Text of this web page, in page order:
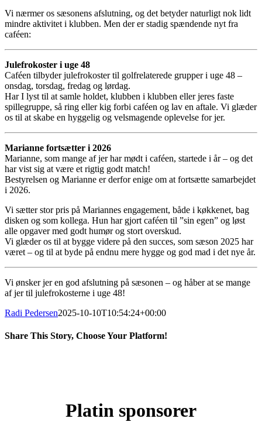
Vi nærmer os sæsonens afslutning, og det betyder naturligt nok lidt
mindre aktivitet i klubben. Men der er stadig spændende nyt fra
caféen:
Julefrokoster i uge 48
Caféen tilbyder julefrokoster til golfrelaterede grupper i uge 48 –
onsdag, torsdag, fredag og lørdag.
Har I lyst til at samle holdet, klubben i klubben eller jeres faste
spillegruppe, så ring eller kig forbi caféen og lav en aftale. Vi glæder
os til at skabe en hyggelig og velsmagende oplevelse for jer.
Marianne fortsætter i 2026
Marianne, som mange af jer har mødt i caféen, startede i år – og det
har vist sig at være et rigtig godt match!
Bestyrelsen og Marianne er derfor enige om at fortsætte samarbejdet
i 2026.
Vi sætter stor pris på Mariannes engagement, både i køkkenet, bag
disken og som kollega. Hun har gjort caféen til ”sin egen” og løst
alle opgaver med godt humør og stort overskud.
Vi glæder os til at bygge videre på den succes, som sæson 2025 har
været – og til at byde på endnu mere hygge og god mad i det nye år.
Vi ønsker jer en god afslutning på sæsonen – og håber at se mange
af jer til julefrokosterne i uge 48!
Radi Pedersen2025-10-10T10:54:24+00:00
Share This Story, Choose Your Platform!
Platin sponsorer